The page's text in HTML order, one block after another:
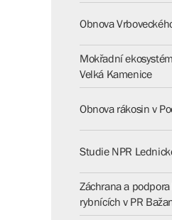
Obnova
Mokřadní
Velká Kamenice
Obnova rákosin v
Studie NPR
Záchrana a
rybnících v PR